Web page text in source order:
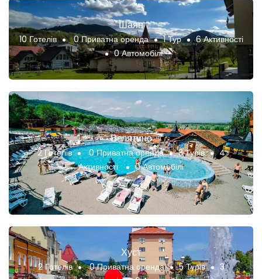
Шаян
10 Готелів 0 Приватна оренда 1 Тур
6 Активності
0 Автомобілі
Велятино
2 Готелів 0 Приватна оренда 3 Турів
4
Активності
0 Автомобілі
Хуст
2 Готелів 0 Приватна оренда 5 Турів
3